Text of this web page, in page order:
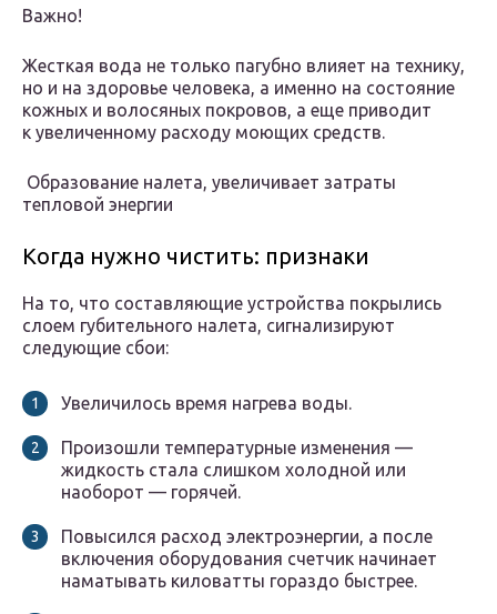
Важно!
Жесткая вода не только пагубно влияет на технику,
но и на здоровье человека, а именно на состояние
кожных и волосяных покровов, а еще приводит
к увеличенному расходу моющих средств.
Образование налета, увеличивает затраты
тепловой энергии
Когда нужно чистить: признаки
На то, что составляющие устройства покрылись
слоем губительного налета, сигнализируют
следующие сбои:
Увеличилось время нагрева воды.
Произошли температурные изменения —
жидкость стала слишком холодной или
наоборот — горячей.
Повысился расход электроэнергии, а после
включения оборудования счетчик начинает
наматывать киловатты гораздо быстрее.